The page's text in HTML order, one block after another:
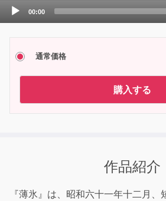
Audio
00:00
通常価格
購入する
作品紹介
『薄氷』は、昭和六十一年十二月、